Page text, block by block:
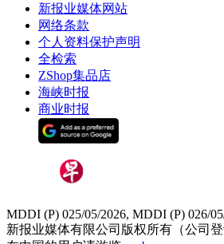
新报业媒体网站
网络条款
个人资料保护声明
全检索
ZShop集品店
海峡时报
商业时报
MDDI (P) 025/05/2026, MDDI (P) 026/
新报业媒体有限公司版权所有（公司登